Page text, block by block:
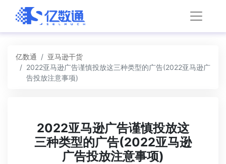
亿数通
亚马逊干货
2022亚马逊广告谨慎投放这三种类型的广告(2022亚马逊广
告投放注意事项)
2022亚马逊广告谨慎投放这
三种类型的广告(2022亚马逊
广告投放注意事项)